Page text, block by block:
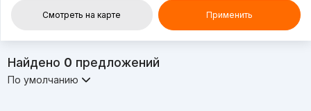
Смотреть на карте Применить
Найдено 0 предложений
По умолчанию